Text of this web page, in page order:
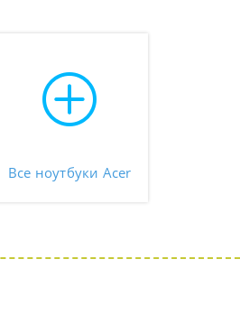
Все ноутбуки Acer